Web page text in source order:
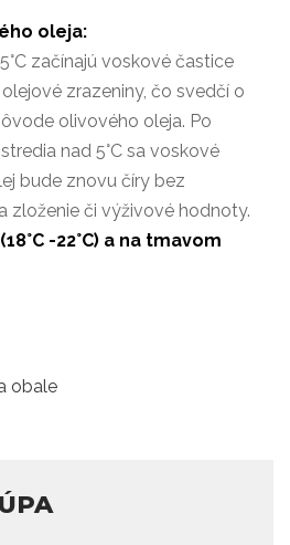
oleja:
začínajú voskové častice
zrazeniny, čo svedčí o
olivového oleja. Po
nad 5°C sa voskové
bude znovu číry bez
zloženie či výživové hodnoty.
-22°C) a na tmavom
obale